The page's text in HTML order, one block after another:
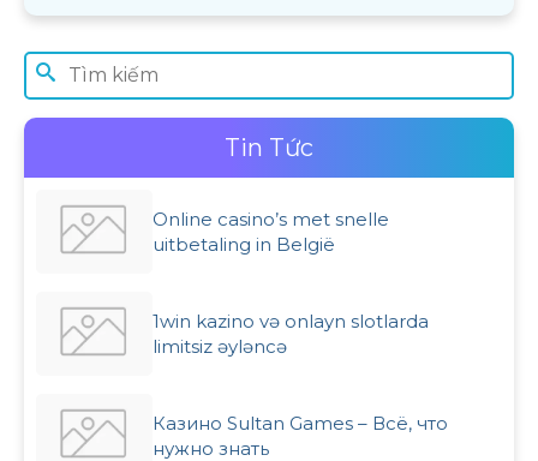
Tin Tức
Online casino’s met snelle
uitbetaling in België
1win kazino və onlayn slotlarda
limitsiz əyləncə
Казино Sultan Games – Всё, что
нужно знать